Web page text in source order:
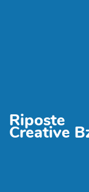
Riposte
Creative